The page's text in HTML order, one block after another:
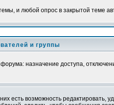
и любой опрос в закрытой теме
и группы
назначение доступа,
возможность редактировать,